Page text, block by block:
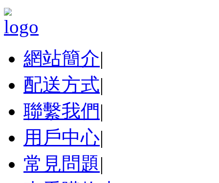
網站簡介|
配送方式|
聯繫我們|
用戶中心|
常見問題|